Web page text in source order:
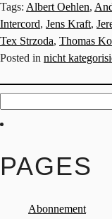
Tags: Albert Oehlen,
Intercord, Jens Kraft,
Tex Strzoda, Thomas
Posted in nicht
Suche
nach:
PAGES
Abonnement